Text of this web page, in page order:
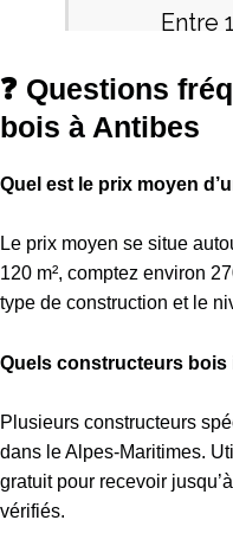
❓ Questions
bois à Antibes
Quel est le prix moyen
Le prix moyen se situe
120 m², comptez environ
type de construction et le
Quels constructeurs bois
Plusieurs constructeurs
dans le Alpes-Maritimes.
gratuit pour recevoir
vérifiés.